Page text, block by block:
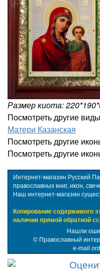
Размер киота:
Посмотреть другие
Матери Казанская
Посмотреть другие
Посмотреть другие
Интернет-магазин Русский
православных книг, икон,
Наш интернет-магазин
Копирование содержимого
наличии прямой обратной
Нашли
© Православный
e-mail